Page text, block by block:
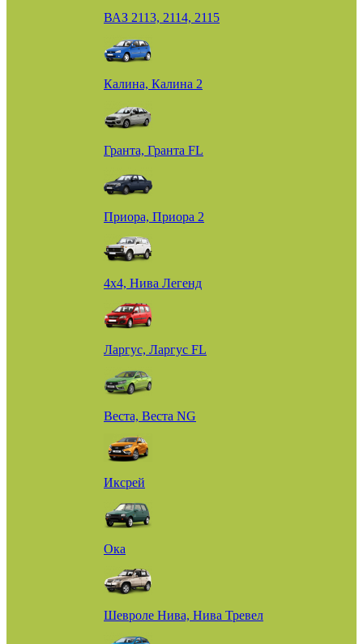
ВАЗ 2113, 2114, 2115
Калина, Калина 2
Гранта, Гранта FL
Приора, Приора 2
4х4, Нива Легенд
Ларгус, Ларгус FL
Веста, Веста NG
Иксрей
Ока
Шевроле Нива, Нива Тревел